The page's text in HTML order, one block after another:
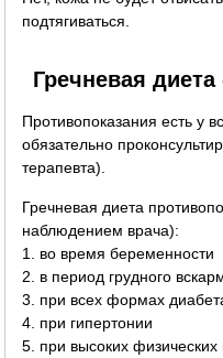
подтягиваться.
Гречневая
Противопоказания есть у
обязательно
терапевта).
Гречневая диета
наблюдением врача):
1. во время беременности
2. в период грудного
3. при всех формах
4. при гипертонии
5. при высоких физических